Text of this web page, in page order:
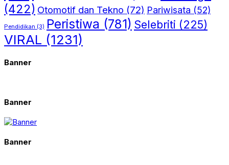
(422) Otomotif dan Tekno (72) Pariwisata (52)
Pendidikan (3) Peristiwa (781) Selebriti (225)
VIRAL (1231)
Banner
Banner
Banner